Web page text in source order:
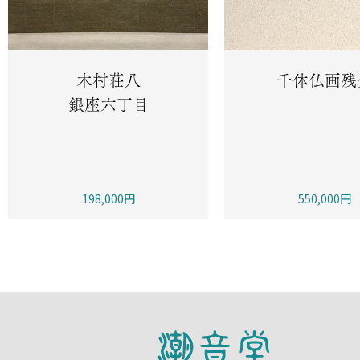
木村荘八
銀座六丁目
198,000円
千体仏画残
550,000円